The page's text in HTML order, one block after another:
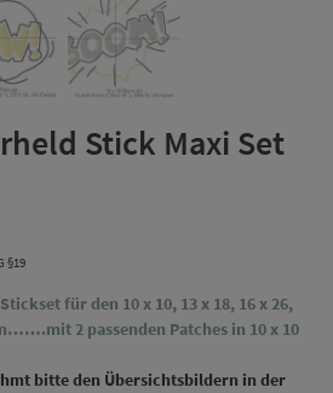
Stick Maxi Set
§19
für den 10 x 10, 13 x 18, 16 x 26,
2 passenden Patches in 10 x 10
bitte den Übersichtsbildern in der